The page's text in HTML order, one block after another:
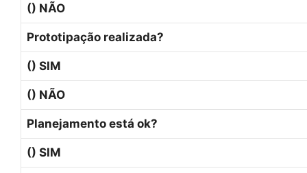
() NÃO
Prototipação realizada?
() SIM
() NÃO
Planejamento está ok?
() SIM